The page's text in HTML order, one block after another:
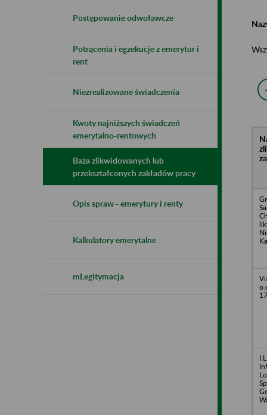
Postępowanie odwoławcze
Potrącenia i egzekucje z emerytur i
rent
Niezrealizowane świadczenia
Kwoty najniższych świadczeń
emerytalno-rentowych
Baza zlikwidowanych lub
przekształconych zakładów pracy
Opis spraw - emerytury i renty
Kalkulatory emerytalne
mLegitymacja